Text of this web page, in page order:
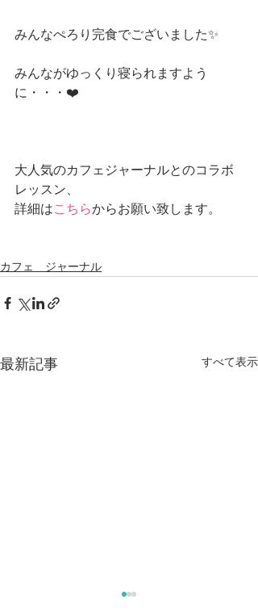
みんなぺろり完食でございました✨
みんながゆっくり寝られますよう
に・・・❤️
大人気のカフェジャーナルとのコラボ
レッスン、
詳細はこちらからお願い致します。
カフェ ジャーナル
最新記事 すべて表示